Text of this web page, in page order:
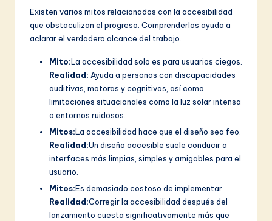
Existen varios mitos relacionados con la accesibilidad
que obstaculizan el progreso. Comprenderlos ayuda a
aclarar el verdadero alcance del trabajo.
Mito:La accesibilidad solo es para usuarios ciegos.
Realidad: Ayuda a personas con discapacidades
auditivas, motoras y cognitivas, así como
limitaciones situacionales como la luz solar intensa
o entornos ruidosos.
Mitos:La accesibilidad hace que el diseño sea feo.
Realidad:Un diseño accesible suele conducir a
interfaces más limpias, simples y amigables para el
usuario.
Mitos:Es demasiado costoso de implementar.
Realidad:Corregir la accesibilidad después del
lanzamiento cuesta significativamente más que